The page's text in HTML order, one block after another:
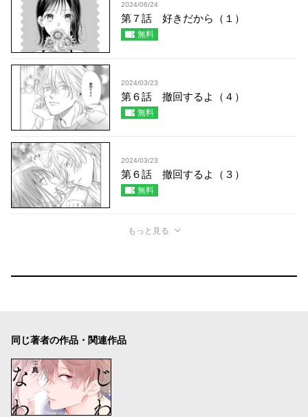
2024/06/24
第７話 好きだから（１）
無料
2024/03/23
第６話 撤回するよ（４）
無料
2024/03/23
第６話 撤回するよ（３）
無料
もっと見る
同じ著者の作品・関連作品